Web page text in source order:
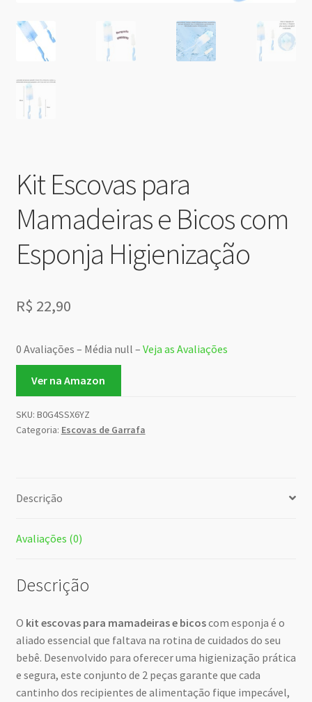
Kit Escovas para
Mamadeiras e Bicos com
Esponja Higienização
R$ 22,90
0 Avaliações – Média null – Veja as Avaliações
Ver na Amazon
SKU: B0G4SSX6YZ
Categoria: Escovas de Garrafa
Descrição
Avaliações (0)
Descrição
O kit escovas para mamadeiras e bicoscom esponja é o
aliado essencial que faltava na rotina de cuidados do seu
bebê. Desenvolvido para oferecer uma higienização prática
e segura, este conjunto de 2 peças garante que cada
cantinho dos recipientes de alimentação fique impecável,